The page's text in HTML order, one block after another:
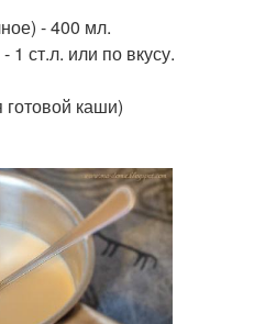
- 400 мл.
1 ст.л. или по вкусу.
каши)